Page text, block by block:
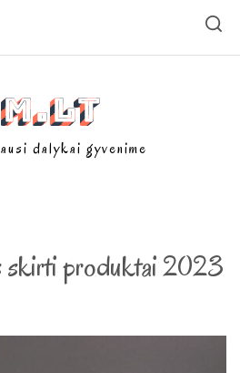
dalykai gyvenime
skirti produktai 2023